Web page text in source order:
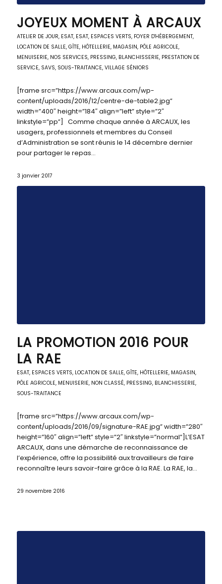
JOYEUX MOMENT À ARCAUX
ATELIER DE JOUR, ESAT, ESAT, ESPACES VERTS, FOYER D'HÉBERGEMENT,
LOCATION DE SALLE, GÎTE, HÔTELLERIE, MAGASIN, PÔLE AGRICOLE,
MENUISERIE, NOS SERVICES, PRESSING, BLANCHISSERIE, PRESTATION DE
SERVICE, SAVS, SOUS-TRAITANCE, VILLAGE SÉNIORS
[frame src=”https://www.arcaux.com/wp-
content/uploads/2016/12/centre-de-table2.jpg”
width=”400″ height=”184″ align=”left” style=”2″
linkstyle=”pp”] Comme chaque année à ARCAUX, les
usagers, professionnels et membres du Conseil
d’Administration se sont réunis le 14 décembre dernier
pour partager le repas…
3 janvier 2017
LA PROMOTION 2016 POUR
LA RAE
ESAT, ESPACES VERTS, LOCATION DE SALLE, GÎTE, HÔTELLERIE, MAGASIN,
PÔLE AGRICOLE, MENUISERIE, NON CLASSÉ, PRESSING, BLANCHISSERIE,
SOUS-TRAITANCE
[frame src=”https://www.arcaux.com/wp-
content/uploads/2016/09/signature-RAE.jpg” width=”280″
height=”160″ align=”left” style=”2″ linkstyle=”normal”]L’ESAT
ARCAUX, dans une démarche de reconnaissance de
l’expérience, offre la possibilité aux travailleurs de faire
reconnaître leurs savoir-faire grâce à la RAE. La RAE, la…
29 novembre 2016